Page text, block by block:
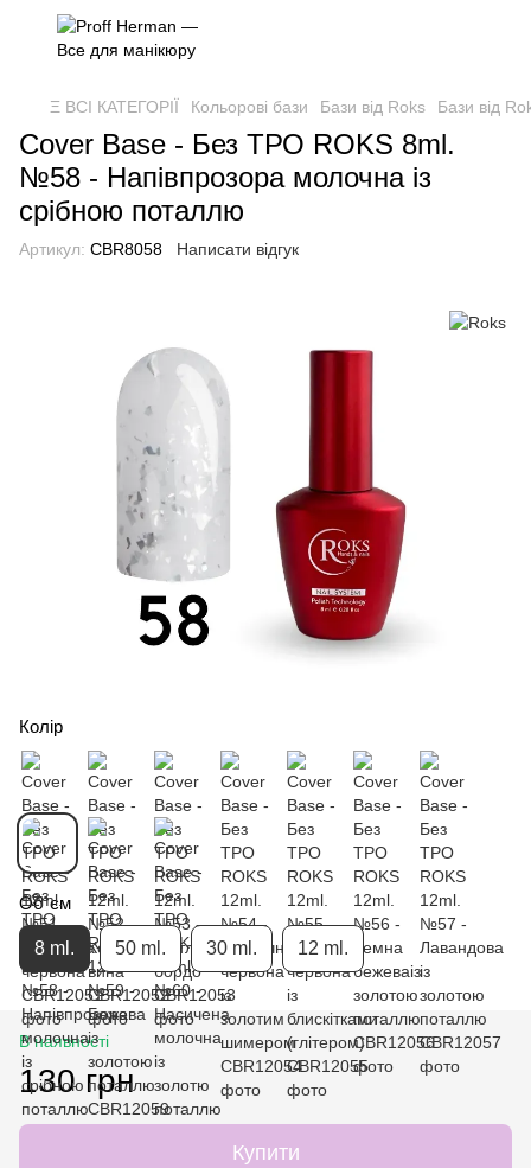
Ξ ВСІ КАТЕГОРІЇ Кольорові бази Бази від Roks Бази від
Cover Base - Без ТРО ROKS 8ml.
№58 - Напівпрозора молочна із
срібною поталлю
Артикул: CBR8058 Написати відгук
Колір
Об`єм
8 ml. 50 ml. 30 ml. 12 ml.
В наявності
130 грн
Купити